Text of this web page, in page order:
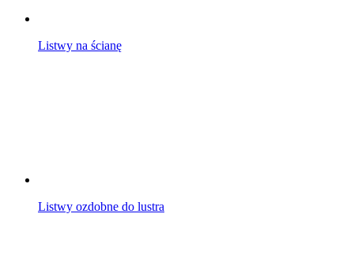
Listwy na ścianę
Listwy ozdobne do lustra